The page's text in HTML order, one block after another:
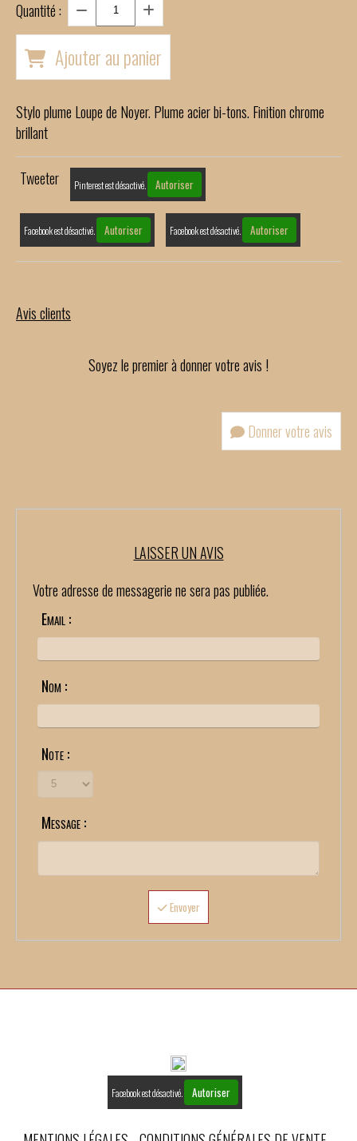
Quantité :
Ajouter au panier
Stylo plume Loupe de Noyer. Plume acier bi-tons. Finition chrome
brillant
Tweeter Pinterest est désactivé. Autoriser
Facebook est désactivé. Autoriser Facebook est désactivé. Autoriser
Avis clients
Soyez le premier à donner votre avis !
Donner votre avis
LAISSER UN AVIS
Votre adresse de messagerie ne sera pas publiée.
Email :
Nom :
Note :
Message :
Envoyer
Facebook est désactivé. Autoriser